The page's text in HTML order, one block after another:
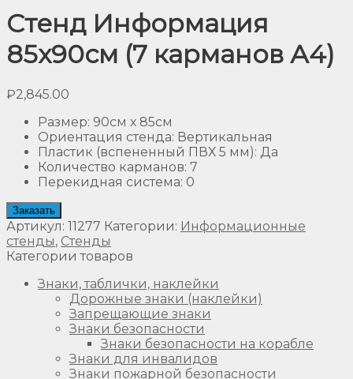
Стенд Информация
85х90см (7 карманов А4)
₽2,845.00
Размер: 90см х 85см
Ориентация стенда: Вертикальная
Пластик (вспененный ПВХ 5 мм): Да
Количество карманов: 7
Перекидная система: 0
Заказать
Артикул: 11277 Категории: Информационные
стенды, Стенды
Категории товаров
Знаки, таблички, наклейки
Дорожные знаки (наклейки)
Запрещающие знаки
Знаки безопасности
Знаки безопасности на корабле
Знаки для инвалидов
Знаки пожарной безопасности